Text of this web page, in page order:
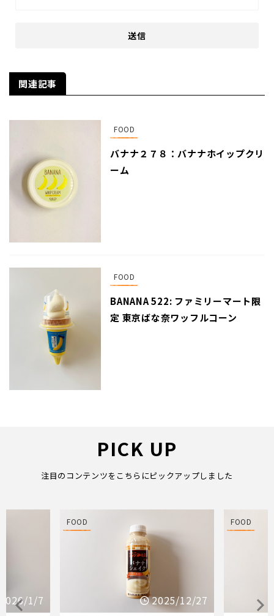
関連記事
FOOD
バナナ２７８：バナナホイップクリ
ーム
FOOD
BANANA 522: ファミリーマート限
定 東京ばな奈ワッフルコーン
PICK UP
注目のコンテンツをこちらにピックアップしました
12/27
FOOD
2025/12/21
FOOD